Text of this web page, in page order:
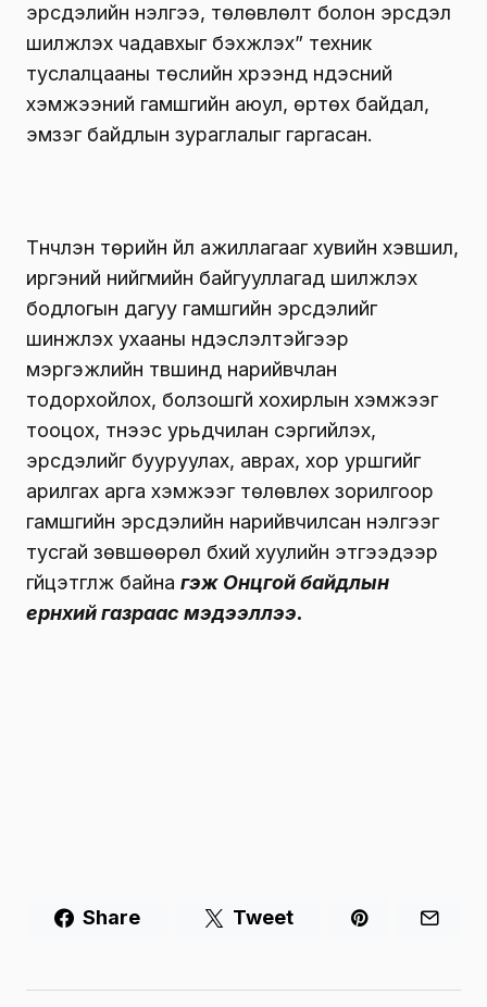
эрсдэлийн үнэлгээ, төлөвлөлт болон эрсдэл
шилжүүлэх чадавхыг бэхжүүлэх” техник
туслалцааны төслийн хүрээнд үндэсний
хэмжээний гамшгийн аюул, өртөх байдал,
эмзэг байдлын зураглалыг гаргасан.
Түүнчлэн төрийн үйл ажиллагааг хувийн хэвшил,
иргэний нийгмийн байгууллагад шилжүүлэх
бодлогын дагуу гамшгийн эрсдэлийг
шинжлэх ухааны үндэслэлтэйгээр
мэргэжлийн түвшинд нарийвчлан
тодорхойлох, болзошгүй хохирлын хэмжээг
тооцох, түүнээс урьдчилан сэргийлэх,
эрсдэлийг бууруулах, аврах, хор уршгийг
арилгах арга хэмжээг төлөвлөх зорилгоор
гамшгийн эрсдэлийн нарийвчилсан үнэлгээг
тусгай зөвшөөрөл бүхий хуулийн этгээдээр
гүйцэтгүүлж байна гэж Онцгой байдлын
ерөнхий газраас мэдээллээ.
Share Tweet